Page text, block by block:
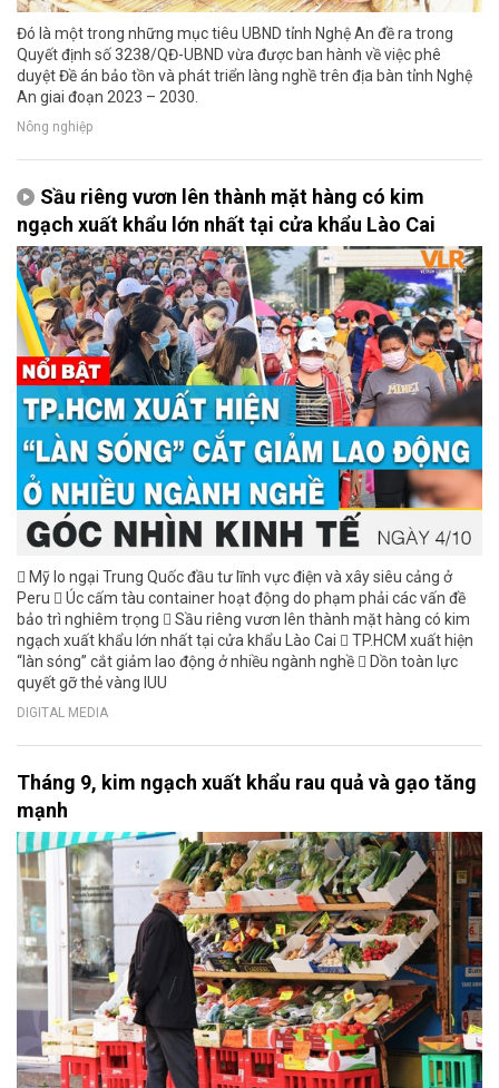
Đó là một trong những mục tiêu UBND tỉnh Nghệ An đề ra trong
Quyết định số 3238/QĐ-UBND vừa được ban hành về việc phê
duyệt Đề án bảo tồn và phát triển làng nghề trên địa bàn tỉnh Nghệ
An giai đoạn 2023 – 2030.
Nông nghiệp
Sầu riêng vươn lên thành mặt hàng có kim
ngạch xuất khẩu lớn nhất tại cửa khẩu Lào Cai
 Mỹ lo ngại Trung Quốc đầu tư lĩnh vực điện và xây siêu cảng ở
Peru  Úc cấm tàu container hoạt động do phạm phải các vấn đề
bảo trì nghiêm trọng  Sầu riêng vươn lên thành mặt hàng có kim
ngạch xuất khẩu lớn nhất tại cửa khẩu Lào Cai  TP.HCM xuất hiện
“làn sóng” cắt giảm lao động ở nhiều ngành nghề  Dồn toàn lực
quyết gỡ thẻ vàng IUU
DIGITAL MEDIA
Tháng 9, kim ngạch xuất khẩu rau quả và gạo tăng
mạnh